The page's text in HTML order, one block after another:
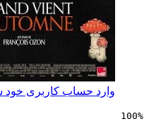
حساب کاربری خود شوید